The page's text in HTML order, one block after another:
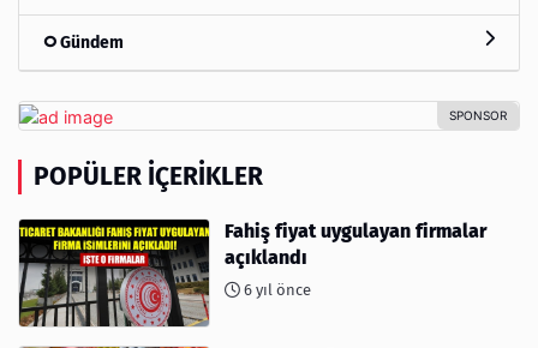
Gündem
POPÜLER İÇERIKLER
Fahiş fiyat uygulayan firmalar
açıklandı
6 yıl önce